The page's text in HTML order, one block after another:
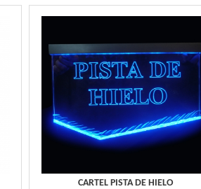
CARTEL PISTA DE HIELO